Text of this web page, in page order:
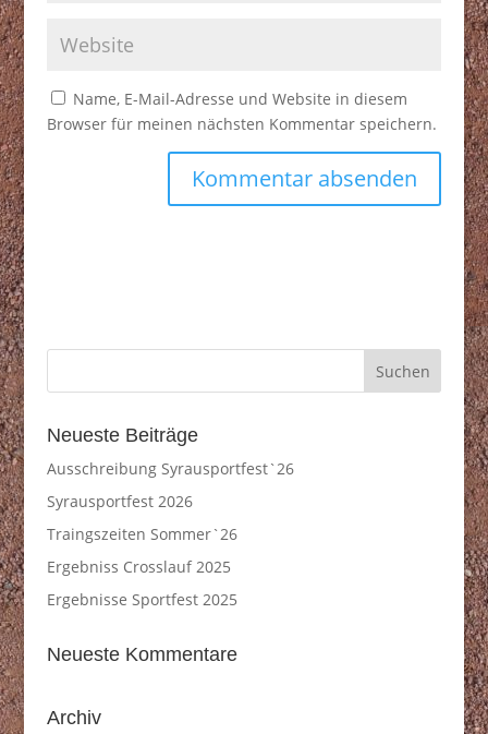
Name, E-Mail-Adresse und Website in diesem
Browser für meinen nächsten Kommentar speichern.
Neueste Beiträge
Ausschreibung Syrausportfest`26
Syrausportfest 2026
Traingszeiten Sommer`26
Ergebniss Crosslauf 2025
Ergebnisse Sportfest 2025
Neueste Kommentare
Archiv